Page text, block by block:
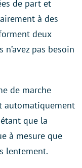
de part et
à des
deux
pas besoin
de marche
automatiquement
que la
à mesure que
lentement.